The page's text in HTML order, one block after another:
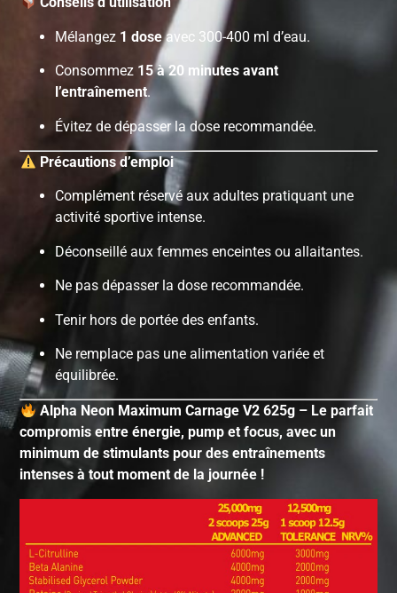
Mélangez 1 doseavec 300-400 ml d’eau.
Consommez 15 à 20 minutes avant
l’entraînement.
Évitez de dépasser la dose recommandée.
Précautions d’emploi
Complément réservé aux adultes pratiquant une
activité sportive intense.
Déconseillé aux femmes enceintes ou allaitantes.
Ne pas dépasser la dose recommandée.
Tenir hors de portée des enfants.
Ne remplace pas une alimentation variée et
équilibrée.
Alpha Neon Maximum Carnage V2 625g – Le parfait
compromis entre énergie, pump et focus, avec un
minimum de stimulants pour des entraînements
intenses à tout moment de la journée !